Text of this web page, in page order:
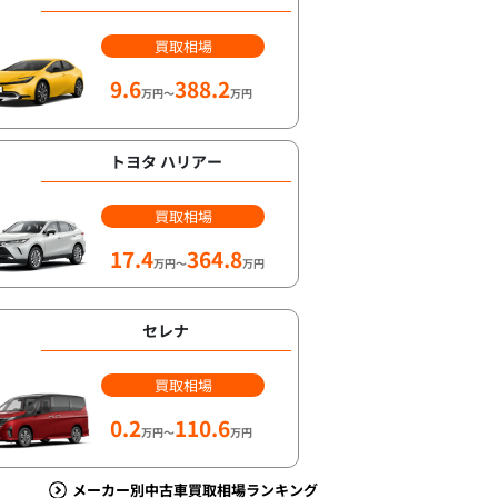
買取相場
9.6万円～388.2万円
トヨタ ハリアー
買取相場
17.4万円～364.8万円
セレナ
買取相場
0.2万円～110.6万円
メーカー別中古車買取相場ランキング